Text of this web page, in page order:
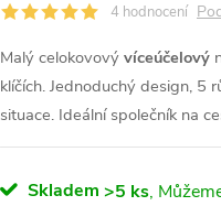
4 hodnocení
Malý celokovový víceúčelový
klíčích. Jednoduchý design, 5
situace. Ideální společník na
Skladem >5 ks